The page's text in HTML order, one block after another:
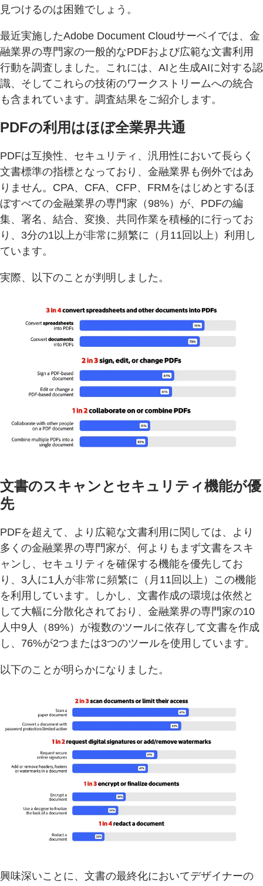
見つけるのは困難でしょう。
最近実施したAdobe Document Cloudサーベイでは、金
融業界の専門家の一般的なPDFおよび広範な文書利用
行動を調査しました。これには、AIと生成AIに対する認
識、そしてこれらの技術のワークストリームへの統合
も含まれています。調査結果をご紹介します。
PDFの利用はほぼ全業界共通
PDFは互換性、セキュリティ、汎用性において長らく
文書標準の指標となっており、金融業界も例外ではあ
りません。CPA、CFA、CFP、FRMをはじめとするほ
ぼすべての金融業界の専門家（98%）が、PDFの編
集、署名、結合、変換、共同作業を積極的に行ってお
り、3分の1以上が非常に頻繁に（月11回以上）利用し
ています。
実際、以下のことが判明しました。
文書のスキャンとセキュリティ機能が優
先
PDFを超えて、より広範な文書利用に関しては、より
多くの金融業界の専門家が、何よりもまず文書をスキ
ャンし、セキュリティを確保する機能を優先してお
り、3人に1人が非常に頻繁に（月11回以上）この機能
を利用しています。しかし、文書作成の環境は依然と
して大幅に分散化されており、金融業界の専門家の10
人中9人（89%）が複数のツールに依存して文書を作成
し、76%が2つまたは3つのツールを使用しています。
以下のことが明らかになりました。
興味深いことに、文書の最終化においてデザイナーの